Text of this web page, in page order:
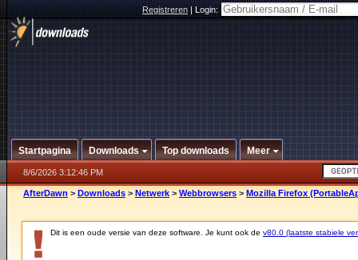
Registreren|Login:
Startpagina Downloads Top downloads Meer
8/6/2026 3:12:46 PM
AfterDawn > Downloads > Netwerk > Webbrowsers > Mozilla Firefox
Dit is een oude versie van deze software. Je kunt ook de v80.0 (laatste stabiele